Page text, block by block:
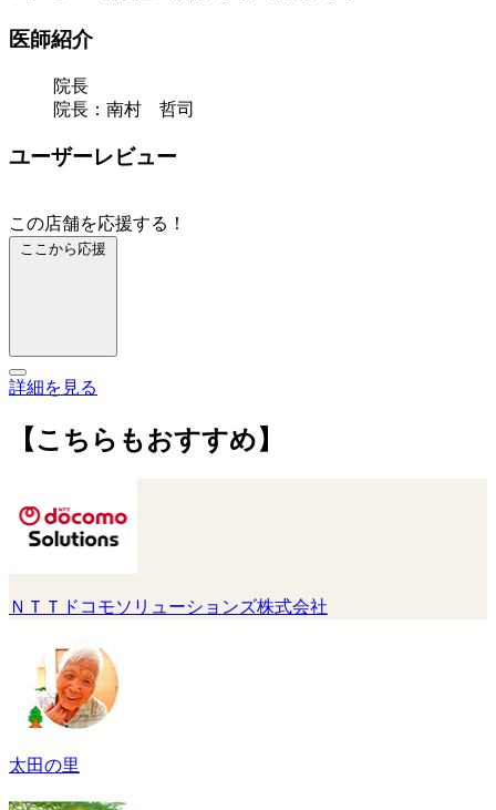
医師紹介
院長
院長：南村 哲司
ユーザーレビュー
この店舗を応援する！
ここから応援
詳細を見る
【こちらもおすすめ】
ＮＴＴドコモソリューションズ株式会社
太田の里